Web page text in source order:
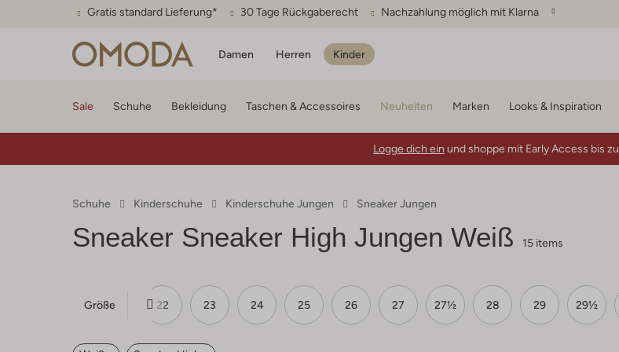
Gratis standard Lieferung* 30 Tage Rückgaberecht Nachzahlung möglich mit Klarna
Damen Herren Kinder
Sale Schuhe Bekleidung Taschen & Accessoires Neuheiten Marken Looks & Inspiration
Logge dich ein und shoppe mit Early Access bis zu
Schuhe Kinderschuhe Kinderschuhe Jungen Sneaker Jungen
Sneaker Sneaker High Jungen Weiß 15 items
Größe
21 22 23 24 25 26 27 27½ 28 29 29½